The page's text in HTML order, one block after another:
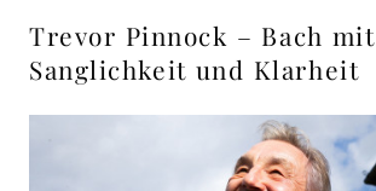
Sanglichkeit
und
Trevor Pinnock – Bach mit
Sanglichkeit und Klarheit